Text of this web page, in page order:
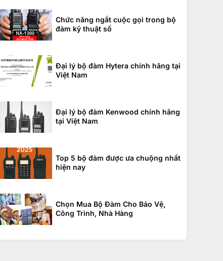
Chức năng ngắt cuộc gọi trong bộ
đàm kỹ thuật số
Đại lý bộ đàm Hytera chính hãng tại
Việt Nam
Đại lý bộ đàm Kenwood chính hãng
tại Việt Nam
Top 5 bộ đàm được ưa chuộng nhất
hiện nay
Chọn Mua Bộ Đàm Cho Bảo Vệ,
Công Trình, Nhà Hàng